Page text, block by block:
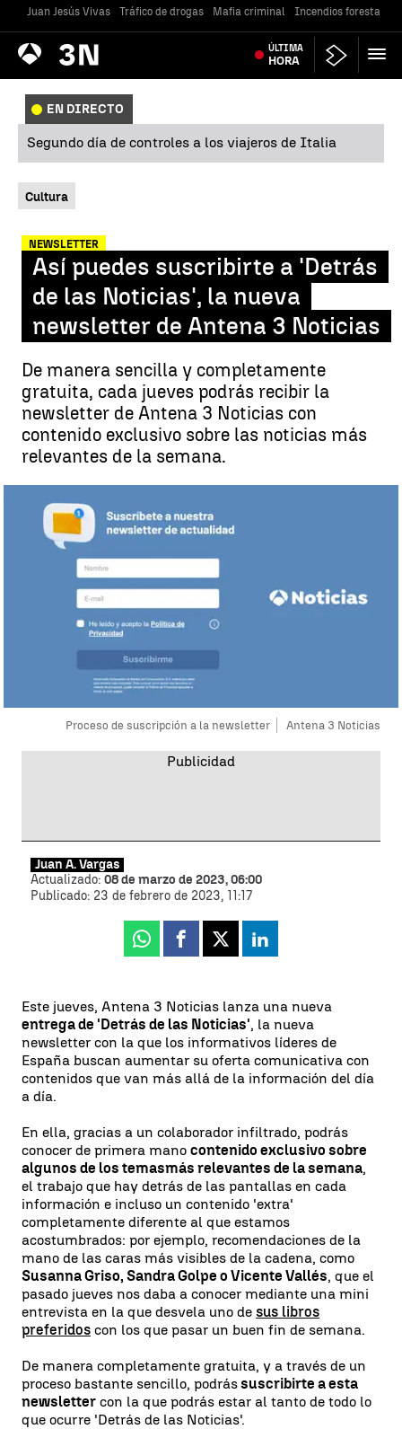
Juan Jesús Vivas Tráfico de drogas Mafia criminal Incendios forestales
Antena
3 Noticias ÚLTIMA
HORA
EN DIRECTO
Segundo día de controles a los viajeros de Italia
Cultura
NEWSLETTER
Así puedes suscribirte a 'Detrás
de las Noticias', la nueva
newsletter de Antena 3 Noticias
De manera sencilla y completamente
gratuita, cada jueves podrás recibir la
newsletter de Antena 3 Noticias con
contenido exclusivo sobre las noticias más
relevantes de la semana.
Proceso de suscripción a la newsletter Antena 3 Noticias
Juan A. Vargas
Actualizado: 08 de marzo de 2023, 06:00
Publicado: 23 de febrero de 2023, 11:17
Whatsapp
Facebook
X Linkedin
Este jueves, Antena 3 Noticias lanza una nueva
entrega de 'Detrás de las Noticias', la nueva
newsletter con la que los informativos líderes de
España buscan aumentar su oferta comunicativa con
contenidos que van más allá de la información del día
a día.
En ella, gracias a un colaborador infiltrado, podrás
conocer de primera mano contenido exclusivo sobre
algunos de los temasmás relevantes de la semana,
el trabajo que hay detrás de las pantallas en cada
información e incluso un contenido 'extra'
completamente diferente al que estamos
acostumbrados: por ejemplo, recomendaciones de la
mano de las caras más visibles de la cadena, como
Susanna Griso, Sandra Golpe o Vicente Vallés, que el
pasado jueves nos daba a conocer mediante una mini
entrevista en la que desvela uno de sus libros
preferidos con los que pasar un buen fin de semana.
De manera completamente gratuita, y a través de un
proceso bastante sencillo, podrássuscribirte a esta
newsletter con la que podrás estar al tanto de todo lo
que ocurre 'Detrás de las Noticias'.